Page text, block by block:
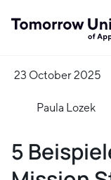
23 October 2025
Paula Lozek
5